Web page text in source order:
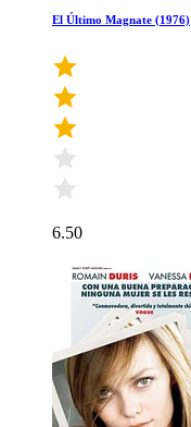
El Último Magnate (1976)
6.50